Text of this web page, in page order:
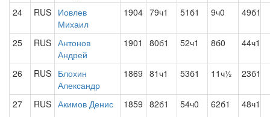
24 RUS Иовлев
Михаил
1904 79ч1 51б1 9ч0 49б1
25 RUS Антонов
Андрей
1901 80б1 52ч1 8б0 44ч1
26 RUS Блохин
Александр
1869 81ч1 53б1 11ч½ 23б1
27 RUS Акимов Денис 1859 82б1 54ч0 62б1 48ч1